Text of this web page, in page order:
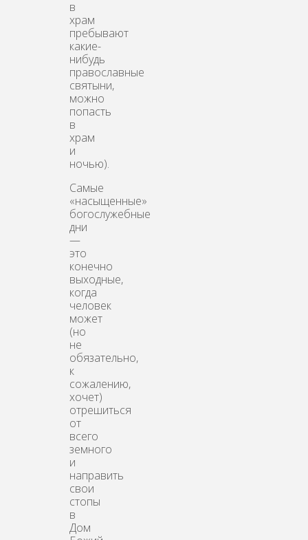
в
храм
пребывают
какие-
нибудь
православные
святыни,
можно
попасть
в
храм
и
ночью).
Самые
«насыщенные»
богослужебные
дни
—
это
конечно
выходные,
когда
человек
может
(но
не
обязательно,
к
сожалению,
хочет)
отрешиться
от
всего
земного
и
направить
свои
стопы
в
Дом